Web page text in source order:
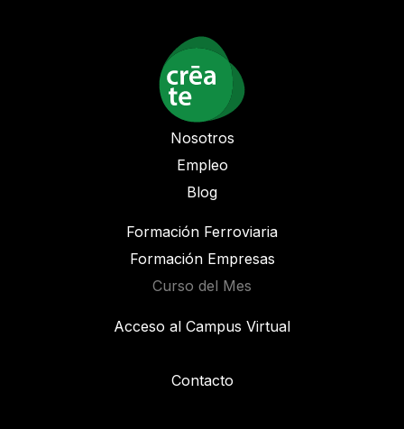
Nosotros
Empleo
Blog
Formación Ferroviaria
Formación Empresas
Curso del Mes
Acceso al Campus Virtual
Contacto